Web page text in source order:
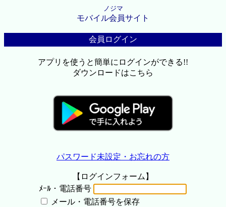
ノジマ
モバイル会員サイト
会員ログイン
アプリを使うと簡単にログインができる!!
ダウンロードはこちら
パスワード未設定・お忘れの方
【ログインフォーム】
ﾒｰﾙ・電話番号
メール・電話番号を保存